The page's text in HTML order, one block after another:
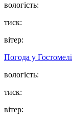
вологість:
тиск:
вітер:
Погода у Гостомелі
вологість:
тиск:
вітер: